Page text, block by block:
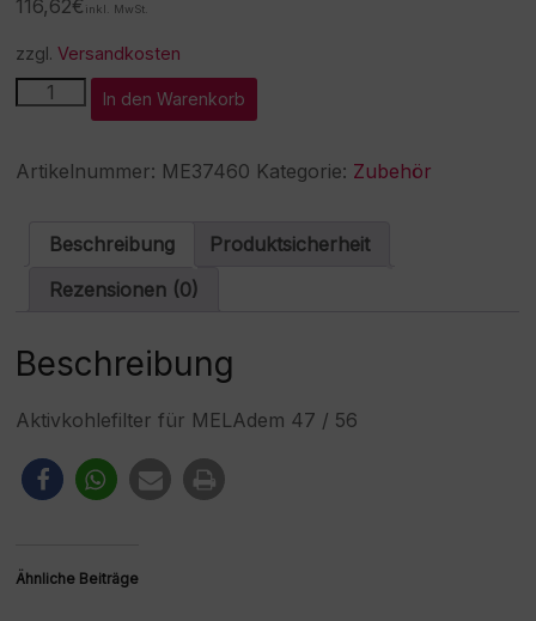
116,62€ inkl. MwSt.
zzgl.Versandkosten
Aktivkohlefilter
MELAdem
56
In den Warenkorb
l
e
r
t
Artikelnummer: ME37460 Kategorie: Zubehör
Beschreibung
Produktsicherheit
Rezensionen (0)
Beschreibung
Aktivkohlefilter für MELAdem 47 / 56
Ähnliche Beiträge